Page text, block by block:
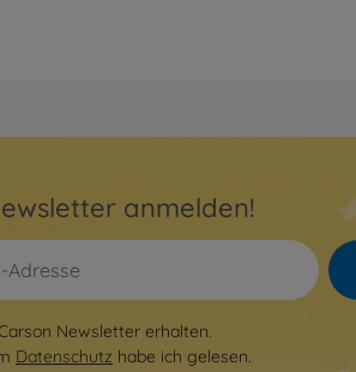
anmelden!
Newsletter erhalten.
Datenschutz habe ich gelesen.